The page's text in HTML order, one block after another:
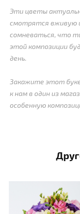
Эти цветы
смотрятся вживую
сомневаться, что
этой композиции
день.
Закажите этот
к нам в один из
особенную